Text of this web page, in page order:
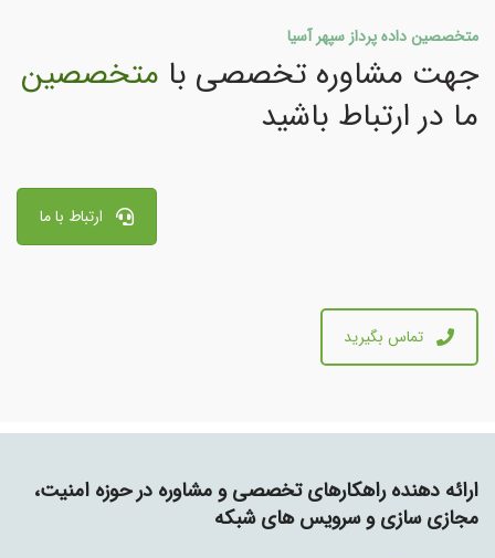
متخصصین داده پرداز سپهر آسیا
جهت مشاوره تخصصی با متخصصین
ما در ارتباط باشید
ارتباط با ما
تماس بگیرید
ارائه دهنده راهکارهای تخصصی و مشاوره در حوزه امنیت،
مجازی سازی و سرویس های شبکه